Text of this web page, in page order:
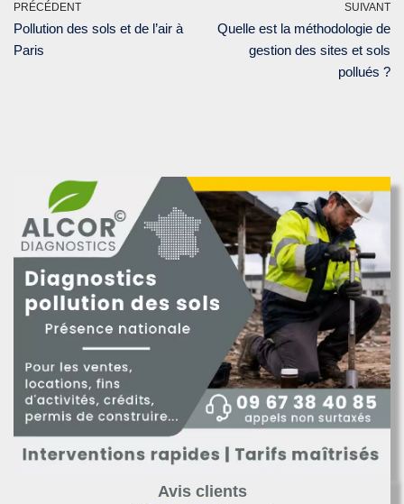
PRÉCÉDENT
Pollution des sols et de l’air à
Paris
SUIVANT
Quelle est la méthodologie de
gestion des sites et sols
pollués ?
Avis clients